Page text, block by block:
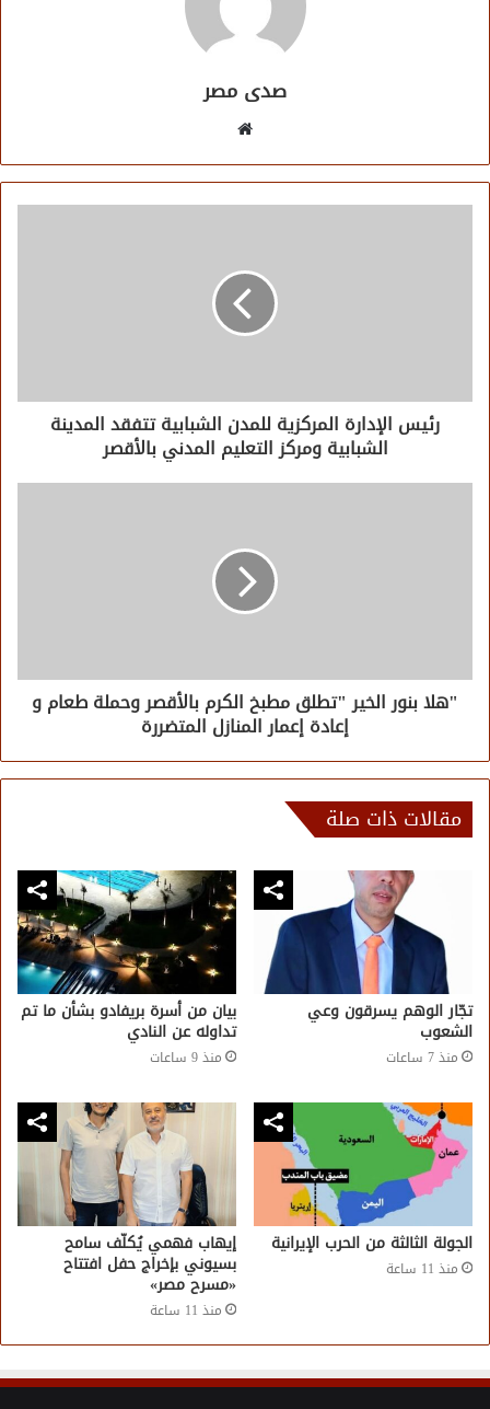
صدى مصر
رئيس الإدارة المركزية للمدن الشبابية تتفقد المدينة
الشبابية ومركز التعليم المدني بالأقصر
"هلا بنور الخير "تطلق مطبخ الكرم بالأقصر وحملة طعام و
إعادة إعمار المنازل المتضررة
مقالات ذات صلة
تجّار الوهم يسرقون وعي
الشعوب
منذ 7 ساعات
بيان من أسرة بريفادو بشأن ما تم
تداوله عن النادي
منذ 9 ساعات
الجولة الثالثة من الحرب الإيرانية
منذ 11 ساعة
إيهاب فهمي يُكلّف سامح
بسيوني بإخراج حفل افتتاح
«مسرح مصر»
منذ 11 ساعة